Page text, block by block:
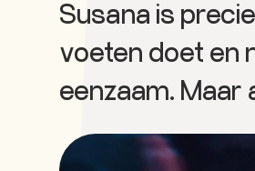
Susana is
voeten doet en
eenzaam.